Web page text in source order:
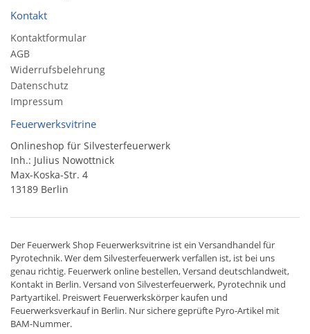
Kontakt
Kontaktformular
AGB
Widerrufsbelehrung
Datenschutz
Impressum
Feuerwerksvitrine
Onlineshop für Silvesterfeuerwerk
Inh.: Julius Nowottnick
Max-Koska-Str. 4
13189 Berlin
Der Feuerwerk Shop Feuerwerksvitrine ist ein Versandhandelfür
Pyrotechnik. Wer dem Silvesterfeuerwerk verfallen ist, ist bei uns
genau richtig. Feuerwerk online bestellen,Versand deutschlandweit,
Kontakt in Berlin. Versand von Silvesterfeuerwerk, Pyrotechnik und
Partyartikel. Preiswert Feuerwerkskörper kaufen und
Feuerwerksverkauf in Berlin. Nur sichere geprüfte Pyro-Artikel mit
BAM-Nummer.